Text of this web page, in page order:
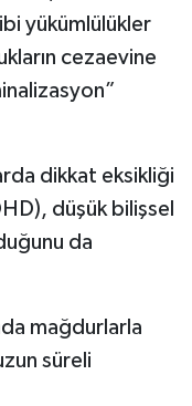
yükümlülükler
cezaevine
dikkat eksikliği
düşük bilişsel
da
mağdurlarla
süreli